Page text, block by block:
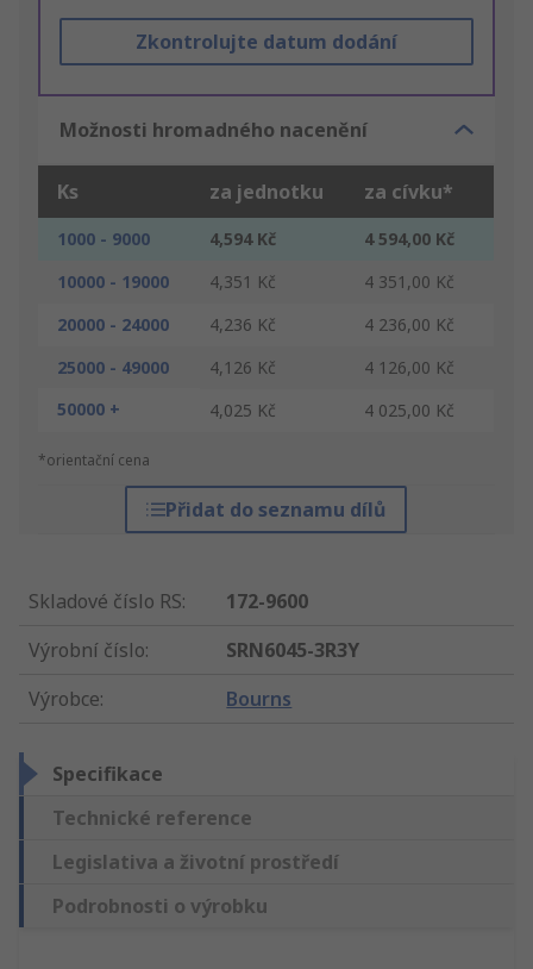
Zkontrolujte datum dodání
Možnosti hromadného nacenění
Ks za jednotku za cívku*
1000 - 9000 4,594 Kč
4 594,00 Kč
10000 - 19000
4,351 Kč
4 351,00 Kč
20000 - 24000
4,236 Kč
4 236,00 Kč
25000 - 49000
4,126 Kč
4 126,00 Kč
50000 +
4,025 Kč 4 025,00 Kč
*orientační cena
Přidat do seznamu dílů
Skladové číslo RS:
172-9600
Výrobní číslo:
SRN6045-3R3Y
Výrobce: Bourns
Specifikace
Technické reference
Legislativa a životní prostředí
Podrobnosti o výrobku